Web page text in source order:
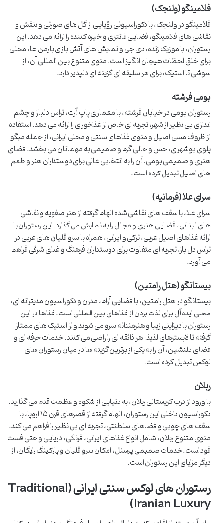
فلامینگو (ولنجک)
فلامینگو در ولنجک، با دکوراسیونی رؤیایی از گل های صورتی و بنفش و
نقاشی های فلامینگو، فضایی فانتزی و خیره کننده را ارائه می دهد. این
رستوران، با موزیک زنده، دی جی و نمایش های آتش بازی بارمن ها، محلی
برای خلق لحظات هیجان انگیز است. منوی متنوع بین المللی آن، از
سوشی تا استیک، برای هر سلیقه ای گزینه ای دلپذیر دارد.
بومی فرشته
رستوران بومی در خیابان فرشته، با معماری پاپ آرت، تراس دلباز و چشم
اندازی بی نظیر از شهر، تجربه ای خاص از غذاخوری را ارائه می دهد. استفاده
از ظروف مسی اصیل و منوی غذاهای سنتی و محلی ایرانی، از جمله میگو
پلوی بوشهری، حس و حالی گرم و صمیمی به مهمانان می بخشد. فضای
هنری و صمیمی بومی، آن را به انتخابی عالی برای دوستداران هنر و طعم
های اصیل تبدیل کرده است.
سرای علا (فرمانیه)
سرای علا، با سقف های نقاشی شده الهام گرفته از هنر صفویه و نقاشی
های لبنانی، فضایی هنری و مجلل را به نمایش می گذارد. این رستوران با
ارائه غذاهای اصیل عربی، ترکی و ایرانی، همراه با سرو قلیان های عربی در
تراس دل باز، تجربه ای متفاوت برای دوستداران فرهنگ و غذای شرقی فراهم
می آورد.
بیستانگو (هتل رامتین)
بیستانگو در هتل رامتین، با فضایی آرام، مدرن و دکوراسیون مدیترانه ای،
محلی ایده آل برای لذت بردن از غذاهای بین المللی است. غذاها در این
رستوران با دیزاینی زیبا و هنرمندانه سرو می شوند و از استیک های ممتاز
گرفته تا لابسترهای لذیذ، هر ذائقه ای را راضی می کنند. خدمات حرفه ای و
فضای دلنشین، آن را به یکی از برترین گزینه ها در میان رستوران های
لوکس تبدیل کرده است.
ربلان
با ورود از درب کریستالی ربلان، به دنیایی از شکوه و عظمت قدم می گذارید.
دکوراسیون داخلی این رستوران، الهام گرفته از قصرهای قرن ۱۵ اروپا، با
سقف های چوبی و فضاهای سلطنتی، تجربه ای بی نظیر را فراهم می کند.
منوی متنوع ربلان، شامل انواع غذاهای ایرانی، فرنگی، دریایی و حتی فست
فود است. خدمات صمیمی پرسنل، امکان سرو قلیان و پارکینگ رایگان، از
دیگر مزایای این رستوران است.
رستوران های لوکس سنتی ایرانی (Traditional
Iranian Luxury)